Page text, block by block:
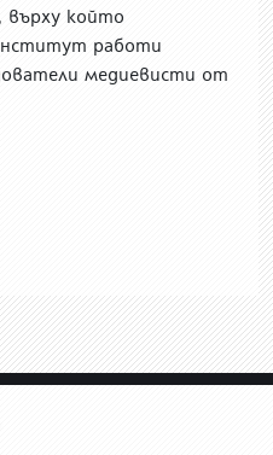
върху който
работи
медиевисти от